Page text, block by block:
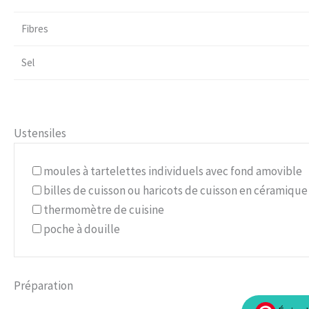
Fibres
Sel
Ustensiles
moules à tartelettes individuels avec fond amovible
billes de cuisson ou haricots de cuisson en céramique
thermomètre de cuisine
poche à douille
Préparation